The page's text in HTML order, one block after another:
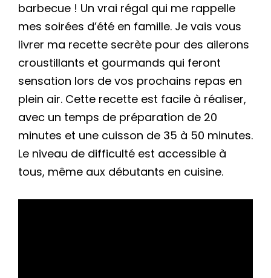
barbecue ! Un vrai régal qui me rappelle
mes soirées d’été en famille. Je vais vous
livrer ma recette secrète pour des ailerons
croustillants et gourmands qui feront
sensation lors de vos prochains repas en
plein air. Cette recette est facile à réaliser,
avec un temps de préparation de 20
minutes et une cuisson de 35 à 50 minutes.
Le niveau de difficulté est accessible à
tous, même aux débutants en cuisine.